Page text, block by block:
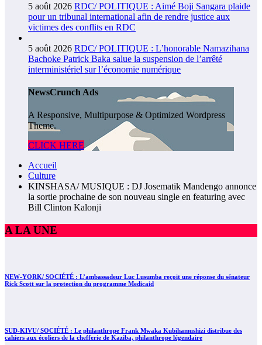
5 août 2026 RDC/ POLITIQUE : Aimé Boji Sangara plaide
pour un tribunal international afin de rendre justice aux
victimes des conflits en RDC
5 août 2026 RDC/ POLITIQUE : L’honorable Namazihana
Bachoke Patrick Baka salue la suspension de l’arrêté
interministériel sur l’économie numérique
NewsCrunch Ads
A Responsive, Multipurpose & Optimized Wordpress
Theme.
CLICK HERE
Accueil
Culture
KINSHASA/ MUSIQUE : DJ Josematik Mandengo annonce
la sortie prochaine de son nouveau single en featuring avec
Bill Clinton Kalonji
A LA UNE
NEW-YORK/ SOCIÉTÉ : L’ambassadeur Luc Lusumba reçoit une réponse du sénateur
Rick Scott sur la protection du programme Medicaid
SUD-KIVU/ SOCIÉTÉ : Le philanthrope Frank Mwaka Kubihamushizi distribue des
cahiers aux écoliers de la chefferie de Kaziba, philanthrope légendaire